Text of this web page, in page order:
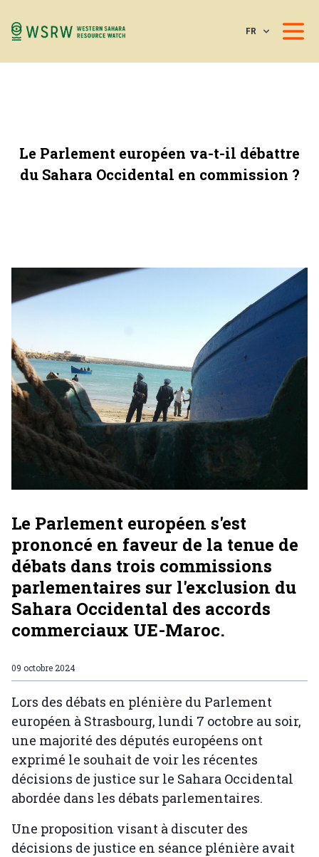
FR
Le Parlement européen va-t-il débattre
du Sahara Occidental en commission ?
Le Parlement européen s'est
prononcé en faveur de la tenue de
débats dans trois commissions
parlementaires sur l'exclusion du
Sahara Occidental des accords
commerciaux UE-Maroc.
09 octobre 2024
Lors des débats en plénière du Parlement
européen à Strasbourg, lundi 7 octobre au soir,
une majorité des députés européens ont
exprimé le souhait de voir les récentes
décisions de justice sur le Sahara Occidental
abordée dans les débats parlementaires.
Une proposition visant à discuter des
décisions de justice en séance plénière avait